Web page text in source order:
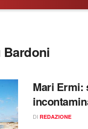
Bardoni
Mari Ermi:
DI REDAZIONE